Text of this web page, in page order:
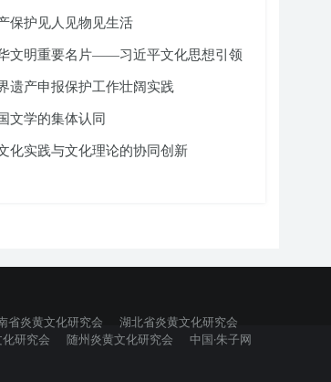
保护见人见物见生活
文明重要名片——习近平文化思想引领
遗产申报保护工作壮阔实践
文学的集体认同
化实践与文化理论的协同创新
省炎黄文化研究会
湖北省炎黄文化研究会
研究会 随州炎黄文化研究会 中国·朱子网